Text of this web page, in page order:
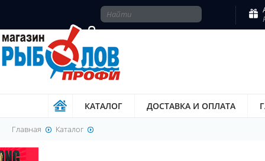
КАТАЛОГ ДОСТАВКА И ОПЛАТА
Главная Каталог